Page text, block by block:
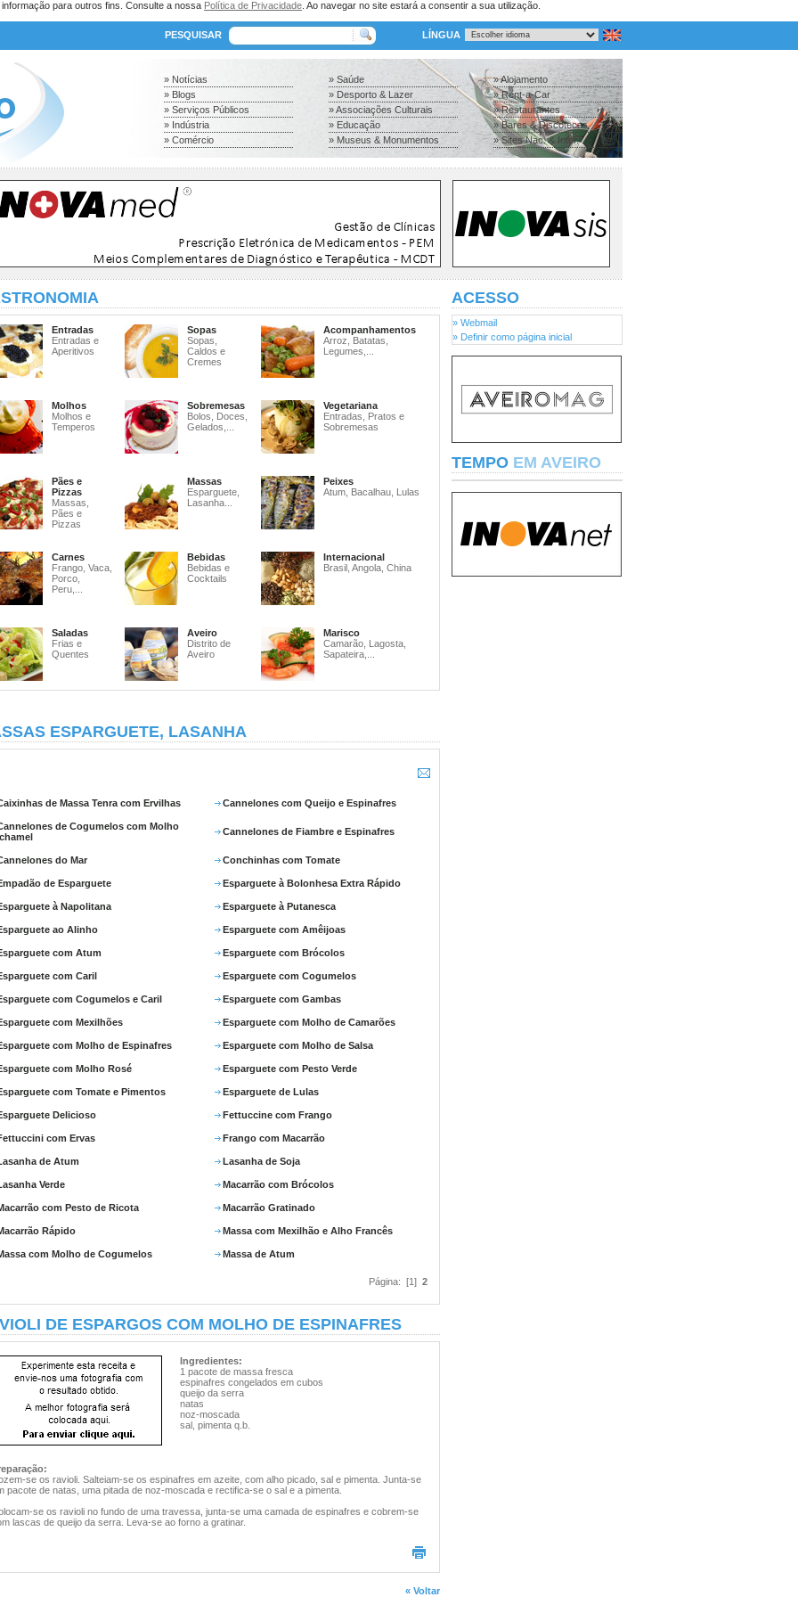
para outros fins. Consulte a nossa Política de Privacidade . Ao navegar no site estará a consentir a sua utilização.
PESQUISAR LÍNGUA
» Notícias
» Blogs
» Serviços Públicos
» Indústria
» Comércio
» Saúde
» Desporto & Lazer
» Associações Culturais
» Educação
» Museus & Monumentos
» Alojamento
» Rent-a-Car
» Restaurantes
» Bares & Discotecas
» Sites Nac. & Inter.
Entradas
Entradas e
Aperitivos
Sopas
Sopas,
Caldos e
Cremes
Acompanhamentos
Arroz, Batatas,
Legumes,...
Molhos
Molhos e
Temperos
Sobremesas
Bolos, Doces,
Gelados,...
Vegetariana
Entradas, Pratos e
Sobremesas
Pães e
Pizzas
Massas,
Pães e
Pizzas
Massas
Esparguete,
Lasanha...
Peixes
Atum, Bacalhau, Lulas
Carnes
Frango, Vaca,
Porco,
Peru,...
Bebidas
Bebidas e
Cocktails
Internacional
Brasil, Angola, China
Saladas
Frias e
Quentes
Aveiro
Distrito de
Aveiro
Marisco
Camarão, Lagosta,
Sapateira,...
ESPARGUETE, LASANHA
de Massa Tenra com Ervilhas Cannelones com Queijo e Espinafres
de Cogumelos com Molho
Cannelones de Fiambre e Espinafres
do Mar Conchinhas com Tomate
de Esparguete Esparguete à Bolonhesa Extra Rápido
à Napolitana Esparguete à Putanesca
ao Alinho Esparguete com Amêijoas
com Atum Esparguete com Brócolos
com Caril Esparguete com Cogumelos
com Cogumelos e Caril Esparguete com Gambas
com Mexilhões Esparguete com Molho de Camarões
com Molho de Espinafres Esparguete com Molho de Salsa
com Molho Rosé Esparguete com Pesto Verde
com Tomate e Pimentos Esparguete de Lulas
Delicioso Fettuccine com Frango
com Ervas Frango com Macarrão
de Atum Lasanha de Soja
Verde Macarrão com Brócolos
com Pesto de Ricota Macarrão Gratinado
Rápido Massa com Mexilhão e Alho Francês
com Molho de Cogumelos Massa de Atum
Página: [1] 2
DE ESPARGOS COM MOLHO DE ESPINAFRES
Ingredientes:
1 pacote de massa fresca
espinafres congelados em cubos
queijo da serra
natas
noz-moscada
sal, pimenta q.b.
se os ravioli. Salteiam-se os espinafres em azeite, com alho picado, sal e pimenta. Junta-se
pacote de natas, uma pitada de noz-moscada e rectifica-se o sal e a pimenta.
se os ravioli no fundo de uma travessa, junta-se uma camada de espinafres e cobrem-se
lascas de queijo da serra. Leva-se ao forno a gratinar.
« Voltar
ACESSO
» Webmail
» Definir como página inicial
TEMPO EM AVEIRO